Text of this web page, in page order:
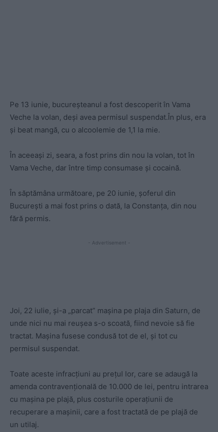
Pe 13 iunie, bucureşteanul a fost descoperit în Vama
Veche la volan, deşi avea permisul suspendat.În plus, era
și beat mangă, cu o alcoolemie de 1,1 la mie.
În aceeaşi zi, seara, a fost prins din nou la volan, tot în
Vama Veche, dar între timp consumase şi cocaină.
În săptămâna următoare, pe 20 iunie, şoferul din
Bucureşti a mai fost prins o dată, la Constanţa, din nou
fără permis.
- Advertisement -
Joi, 22 iulie, și-a „parcat” mașina pe plaja din Saturn, de
unde nici nu mai reușea s-o scoată, fiind nevoie să fie
tractat. Mașina fusese condusă tot de el, și tot cu
permisul suspendat.
Toate aceste infracțiuni au prețul lor, care se adaugă la
amenda contravențională de 10.000 de lei, pentru intrarea
cu mașina pe plajă, plus costurile operațiunii de
recuperare a mașinii, care a fost tractată de pe plajă de
un utilaj.